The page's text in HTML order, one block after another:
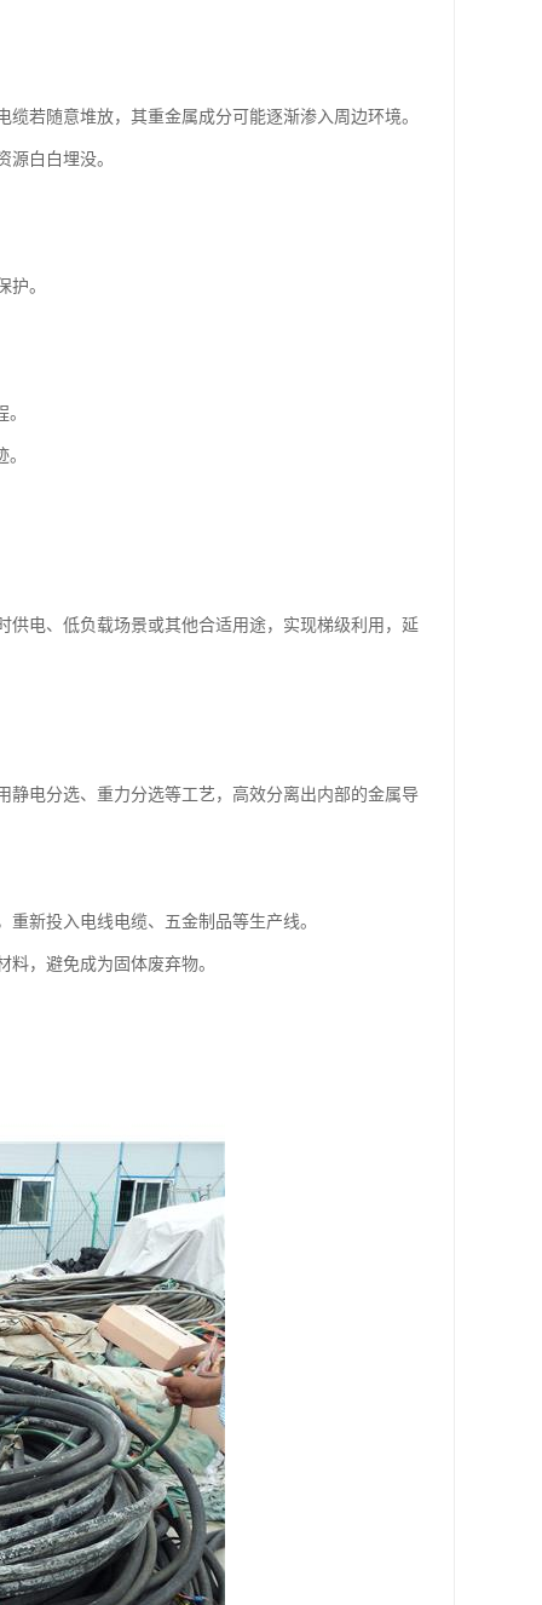
若随意堆放，其重金属成分可能逐渐渗入周边环境。
白白埋没。
护。
电、低负载场景或其他合适用途，实现梯级利用，延
电分选、重力分选等工艺，高效分离出内部的金属导
新投入电线电缆、五金制品等生产线。
，避免成为固体废弃物。